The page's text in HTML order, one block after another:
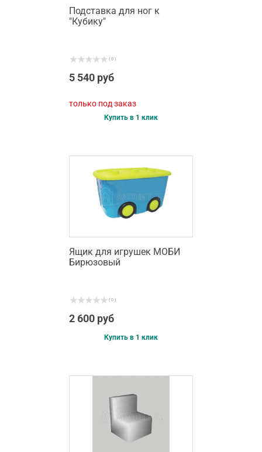
Подставка для ног к
"Кубику"
( 0 )
5 540 руб
только под заказ
Купить в 1 клик
Ящик для игрушек МОБИ
Бирюзовый
( 0 )
2 600 руб
Купить в 1 клик